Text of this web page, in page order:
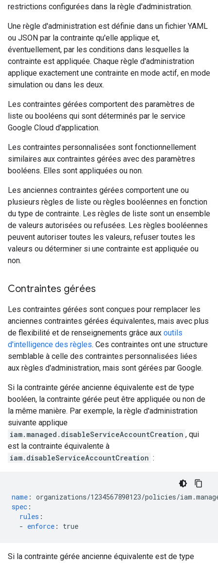
restrictions configurées dans la règle d'administration.
Une règle d'administration est définie dans un fichier YAML
ou JSON par la contrainte qu'elle applique et,
éventuellement, par les conditions dans lesquelles la
contrainte est appliquée. Chaque règle d'administration
applique exactement une contrainte en mode actif, en mode
simulation ou dans les deux.
Les contraintes gérées comportent des paramètres de
liste ou booléens qui sont déterminés par le service
Google Cloud d'application.
Les contraintes personnalisées sont fonctionnellement
similaires aux contraintes gérées avec des paramètres
booléens. Elles sont appliquées ou non.
Les anciennes contraintes gérées comportent une ou
plusieurs règles de liste ou règles booléennes en fonction
du type de contrainte. Les règles de liste sont un ensemble
de valeurs autorisées ou refusées. Les règles booléennes
peuvent autoriser toutes les valeurs, refuser toutes les
valeurs ou déterminer si une contrainte est appliquée ou
non.
Contraintes gérées
Les contraintes gérées sont conçues pour remplacer les
anciennes contraintes gérées équivalentes, mais avec plus
de flexibilité et de renseignements grâce aux outils
d'intelligence des règles. Ces contraintes ont une structure
semblable à celle des contraintes personnalisées liées
aux règles d'administration, mais sont gérées par Google.
Si la contrainte gérée ancienne équivalente est de type
booléen, la contrainte gérée peut être appliquée ou non de
la même manière. Par exemple, la règle d'administration
suivante applique
iam.managed.disableServiceAccountCreation , qui
est la contrainte équivalente à
iam.disableServiceAccountCreation :
name : organizations/1234567890123/policies/
spec :
rules :
- enforce : true
Si la contrainte gérée ancienne équivalente est de type